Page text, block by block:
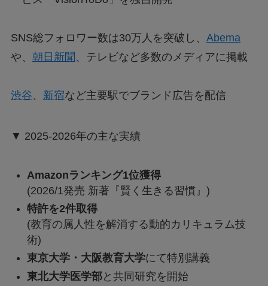
SNS総フォロワー数は30万人を突破し、 Abema
や、 朝日新聞 、テレビなど多数のメディアに掲載
渋谷、 新宿など主要駅でブランド広告を配信
▼ 2025-2026年の主な実績
Amazonランキング1位獲得
(2026/1発売 新著『賢く生きる習慣』)
特許を2件取得
(教育の属人性を解消する動的カリキュラム技
術)
東京大学・大阪教育大学にて特別講義
東北大学医学部と共同研究を開始